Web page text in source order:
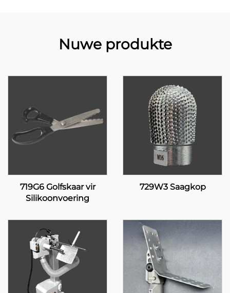
Nuwe produkte
719G6 Golfskaar vir
Silikoonvoering
729W3 Saagkop